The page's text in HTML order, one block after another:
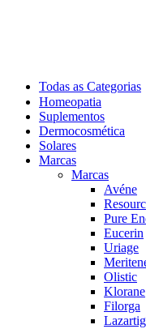
Todas as Categorias
Homeopatia
Suplementos
Dermocosmética
Solares
Marcas
Marcas
Avéne
Pure
Eucerin
Uriage
Olistic
Klorane
Filorga